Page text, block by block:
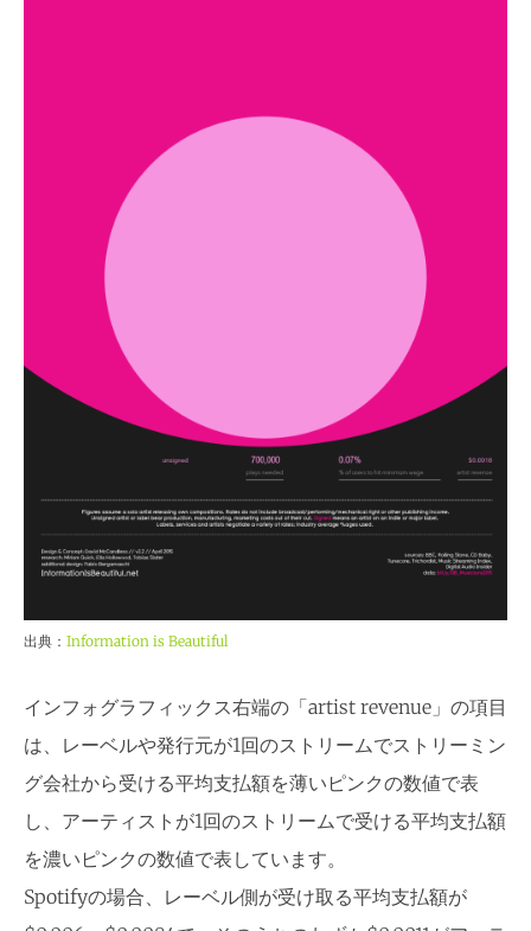
出典： Information is Beautiful
インフォグラフィックス右端の「artist revenue」の項目
は、レーベルや発行元が1回のストリームでストリーミン
グ会社から受ける平均支払額を薄いピンクの数値で表
し、アーティストが1回のストリームで受ける平均支払額
を濃いピンクの数値で表しています。
Spotifyの場合、レーベル側が受け取る平均支払額が